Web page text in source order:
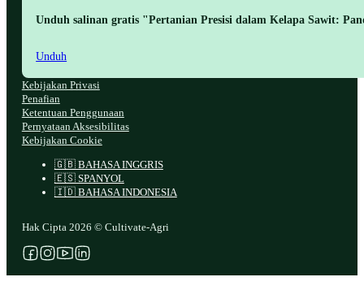
Unduh salinan gratis "Pertanian Presisi dalam Kelapa Sawit:
Unduh
Hak Cipta 2026 © Cultivate-Agri
🇬🇧 BAHASA INGGRIS
🇪🇸 SPANYOL
🇮🇩 BAHASA INDONESIA
Kebijakan Privasi
Penafian
Ketentuan Penggunaan
Pernyataan Aksesibilitas
Kebijakan Cookie
Ikuti kami di Facebook
Ikuti kami di Instagram
Ikuti kami di YouTube
Ikuti kami di X